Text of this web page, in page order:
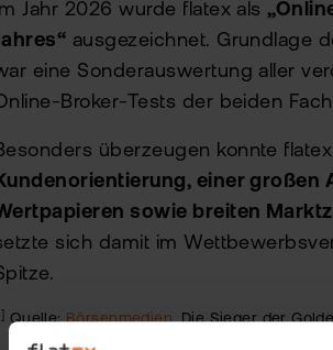
Jahr 2026 wurde flatex als
ausgezeichnet. Grundlage
eine Sonderauswertung aller
Broker-Tests der beiden
überzeugen konnte
einer großen
sowie breiten
sich damit im
Quelle:Börsenmedien, Die Sieger der